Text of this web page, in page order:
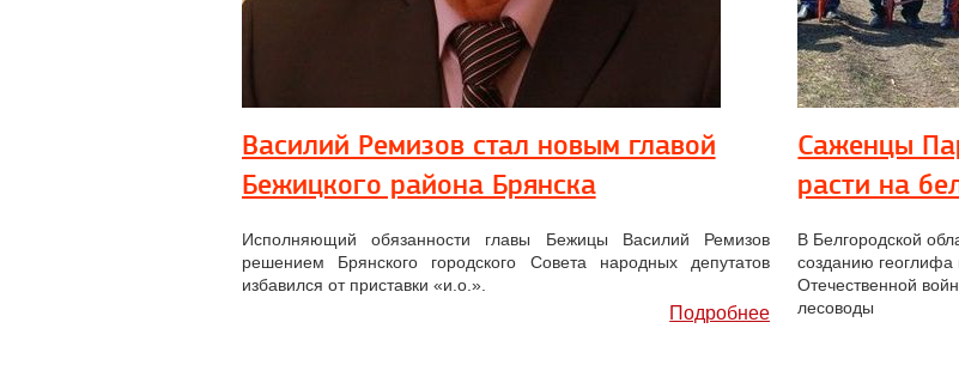
Василий Ремизов стал новым главой
Бежицкого района Брянска
Исполняющий обязанности главы Бежицы Василий Ремизов
решением Брянского городского Совета народных депутатов
избавился от приставки «и.о.».
Подробнее
Саженцы
расти на
В Белгородской
созданию
Отечественной
лесоводы